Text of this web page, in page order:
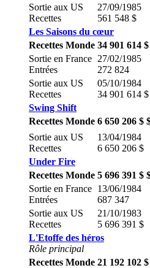
Sortie aux US
Recettes
27/09/1985
561 548 $
Les Saisons du cœur
Recettes Monde 34 901 614
Sortie en France
Entrées
27/02/1985
272 824
Sortie aux US
Recettes
05/10/1984
34 901 614 $
Swing Shift
Recettes Monde 6 650 206 $
Sortie aux US
Recettes
13/04/1984
6 650 206 $
Under Fire
Recettes Monde 5 696 391 $
Sortie en France
Entrées
13/06/1984
687 347
Sortie aux US
Recettes
21/10/1983
5 696 391 $
L'Etoffe des héros
Rôle principal
Recettes Monde 21 192 102